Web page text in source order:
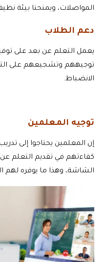
المواصلات، ويمنحنا بيئة
دعم الطلاب
يعمل التعلم عن بعد على
توجيههم وتشجيعهم على
الانضباط.
توجيه المعلمين
إن المعلمين يحتاجوا إلى
كفاءتهم في تقديم التعلم
الشاشة، وهذا ما يوفره لهم